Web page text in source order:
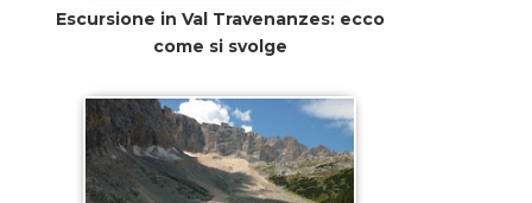
Escursione in Val Travenanzes: ecco
come si svolge